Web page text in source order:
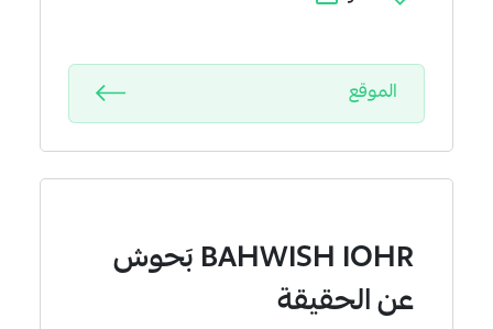
الموقع
BAHWISH IOHR بَحوش
عن الحقيقة